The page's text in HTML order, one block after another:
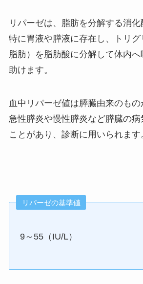
リパーゼは、脂肪を分解する消化
特に胃液や膵液に存在し、トリ
脂肪）を脂肪酸に分解して体内
助けます。
血中リパーゼ値は膵臓由来のもの
急性膵炎や慢性膵炎など膵臓の
ことがあり、診断に用いられます
リパーゼの基準値
9～55（IU/L）